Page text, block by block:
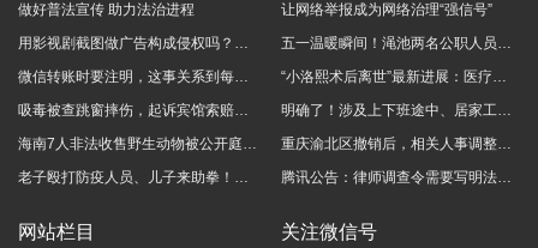
做好普法宣传 助力法治进程
用影视剧截图做广告构成侵权吗？法院这样判
微信转账时要注明，这事关系到每个人……
吸毒被查跳窗摔伤，起诉宾馆索赔，法院这样判！
海南7人非法收售野生动物被公开庭审 涉案金额2100多万
老子殴打防疫人员、儿子来助拳！均被判刑
让网络举报成为网络治理“强信号”
五一温暖瞬间！渑池两名公职人员，路遇车祸挺身而出
“小洛熙术后离世”最新进展：医疗事故鉴定已启动
明确了！涉及上下班途中、居家工作等，这些情形可认定工伤→
重庆渝北区撤销后，相关人事调整再披露
腾讯公告：律师调查令需要写明法官手机号，2025年12月31日后施行
网站栏目 关注微信号